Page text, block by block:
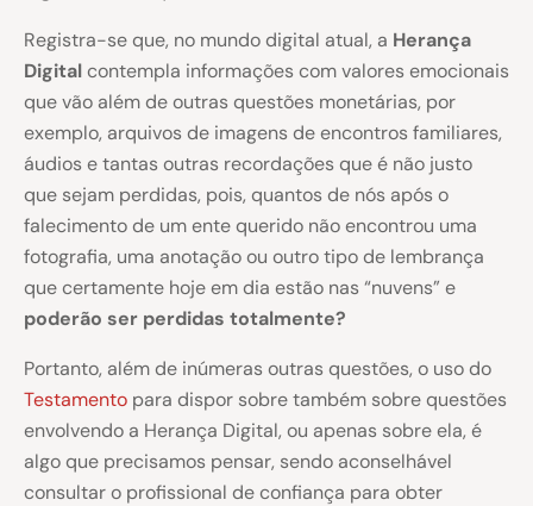
Registra-se que, no mundo digital atual, a Herança
Digitalcontempla informações com valores emocionais
que vão além de outras questões monetárias, por
exemplo, arquivos de imagens de encontros familiares,
áudios e tantas outras recordações que é não justo
que sejam perdidas, pois, quantos de nós após o
falecimento de um ente querido não encontrou uma
fotografia, uma anotação ou outro tipo de lembrança
que certamente hoje em dia estão nas “nuvens” e
poderão ser perdidas totalmente?
Portanto, além de inúmeras outras questões, o uso do
Testamento para dispor sobre também sobre questões
envolvendo a Herança Digital, ou apenas sobre ela, é
algo que precisamos pensar, sendo aconselhável
consultar o profissional de confiança para obter